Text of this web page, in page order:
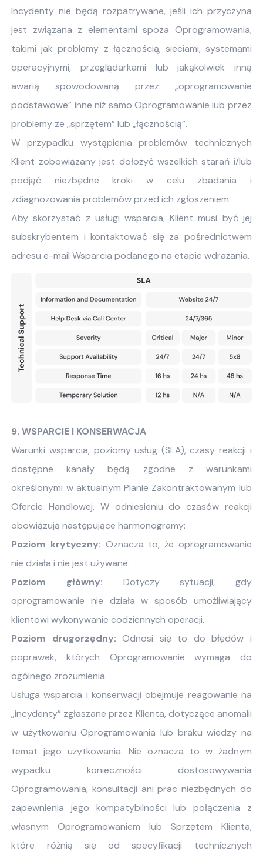
Incydenty nie będą rozpatrywane, jeśli ich przyczyna
jest związana z elementami spoza Oprogramowania,
takimi jak problemy z łącznością, sieciami, systemami
operacyjnymi, przeglądarkami lub jakąkolwiek inną
awarią spowodowaną przez „oprogramowanie
podstawowe” inne niż samo Oprogramowanie lub przez
problemy ze „sprzętem” lub „łącznością”.
W przypadku wystąpienia problemów technicznych
Klient zobowiązany jest dołożyć wszelkich starań i/lub
podjąć niezbędne kroki w celu zbadania i
zdiagnozowania problemów przed ich zgłoszeniem.
Aby skorzystać z usługi wsparcia, Klient musi być jej
subskrybentem i kontaktować się za pośrednictwem
adresu e-mail Wsparcia podanego na etapie wdrażania.
9. WSPARCIE I KONSERWACJA
Warunki wsparcia, poziomy usług (SLA), czasy reakcji i
dostępne kanały będą zgodne z warunkami
określonymi w aktualnym Planie Zakontraktowanym lub
Ofercie Handlowej. W odniesieniu do czasów reakcji
obowiązują następujące harmonogramy:
Poziom krytyczny: Oznacza to, że oprogramowanie
nie działa i nie jest używane.
Poziom główny: Dotyczy sytuacji, gdy
oprogramowanie nie działa w sposób umożliwiający
klientowi wykonywanie codziennych operacji.
Poziom drugorzędny: Odnosi się to do błędów i
poprawek, których Oprogramowanie wymaga do
ogólnego zrozumienia.
Usługa wsparcia i konserwacji obejmuje reagowanie na
„incydenty” zgłaszane przez Klienta, dotyczące anomalii
w użytkowaniu Oprogramowania lub braku wiedzy na
temat jego użytkowania. Nie oznacza to w żadnym
wypadku konieczności dostosowywania
Oprogramowania, konsultacji ani prac niezbędnych do
zapewnienia jego kompatybilności lub połączenia z
własnym Oprogramowaniem lub Sprzętem Klienta,
które różnią się od specyfikacji technicznych